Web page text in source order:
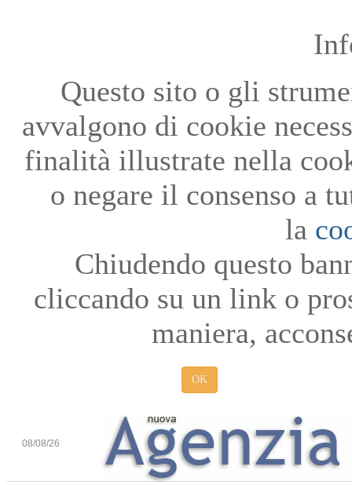
Questo sito o gli
avvalgono di cookie
finalità illustrate nella
o negare il consenso a
la
Chiudendo questo
cliccando su un link o
maniera,
OK
08/08/26